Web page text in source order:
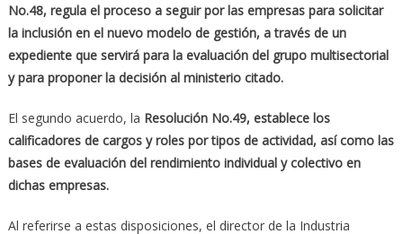
No.48, regula el proceso a seguir por las empresas para solicitar
la inclusión en el nuevo modelo de gestión, a través de un
expediente que servirá para la evaluación del grupo multisectorial
y para proponer la decisión al ministerio citado.
El segundo acuerdo, la Resolución No.49, establece los
calificadores de cargos y roles por tipos de actividad, así como las
bases de evaluación del rendimiento individual y colectivo en
dichas empresas.
Al referirse a estas disposiciones, el director de la Industria